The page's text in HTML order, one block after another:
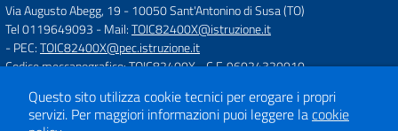
Via Augusto Abegg, 19 -10050 Sant'Antonino di Susa (TO)
Tel 0119649093 - Mail:TOIC82400X@istruzione.it
- PEC:TOIC82400X@pec.istruzione.it
Codice meccanografico: TOIC82400X- C.F. 96024320010
Concept & Design by
Designers Italia
Questo sito utilizza cookie tecnici per erogare i propri
servizi. Per maggiori informazioni puoi leggere lacookie